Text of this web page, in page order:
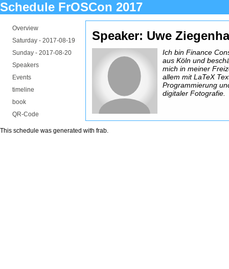
Schedule FrOSCon 2017
Overview
Saturday - 2017-08-19
Sunday - 2017-08-20
Speakers
Events
timeline
book
QR-Code
Speaker: Uwe
Ich bin Finance
aus Köln und
mich in meiner
allem mit LaTeX
Programmierung
digitaler Fotografie.
This schedule was generated with frab.